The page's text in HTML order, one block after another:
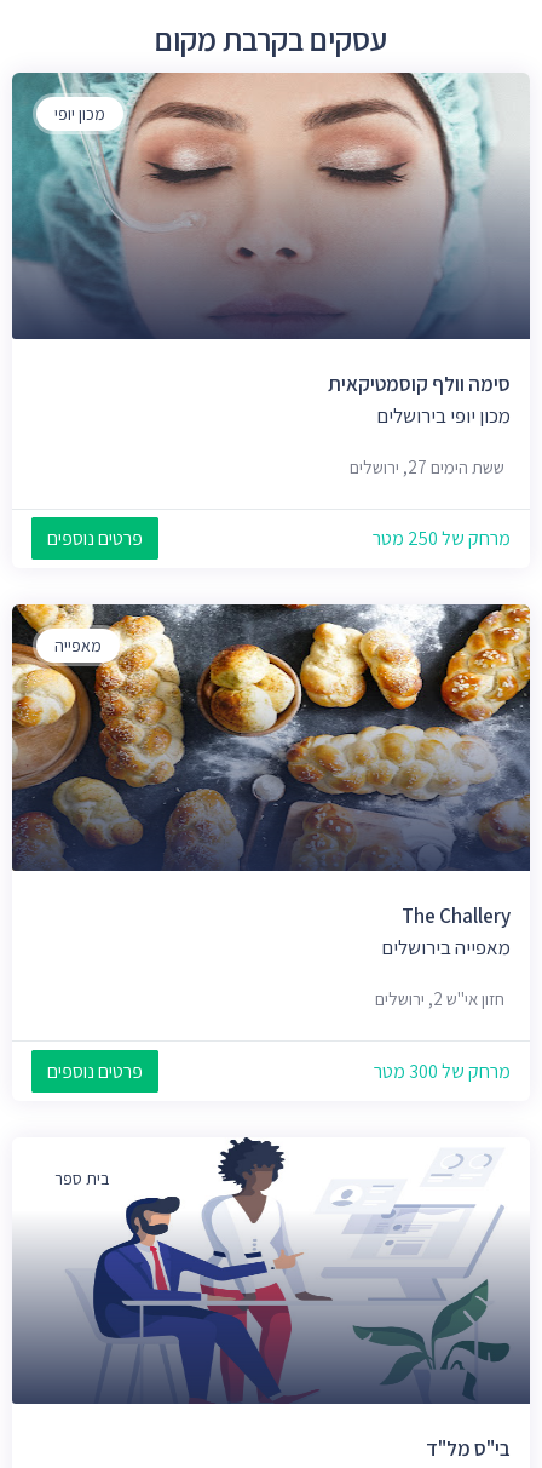
עסקים בקרבת מקום
מכון יופי
סימה וולף קוסמטיקאית
מכון יופי בירושלים
ששת הימים 27, ירושלים
מרחק של 250 מטר פרטים נוספים
מאפייה
The Challery
מאפייה בירושלים
חזון אי"ש 2, ירושלים
מרחק של 300 מטר פרטים נוספים
בית ספר
בי"ס מל"ד